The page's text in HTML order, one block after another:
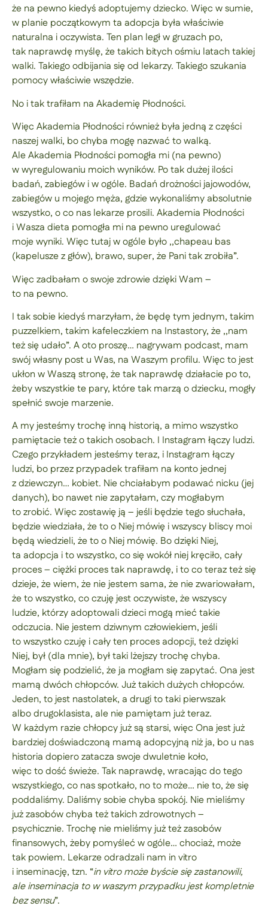
że na pewno kiedyś adoptujemy dziecko. Więc w sumie,
w planie początkowym ta adopcja była właściwie
naturalna i oczywista. Ten plan legł w gruzach po,
tak naprawdę myślę, że takich bitych ośmiu latach takiej
walki. Takiego odbijania się od lekarzy. Takiego szukania
pomocy właściwie wszędzie.
No i tak trafiłam na Akademię Płodności.
Więc Akademia Płodności również była jedną z części
naszej walki, bo chyba mogę nazwać to walką.
Ale Akademia Płodności pomogła mi (na pewno)
w wyregulowaniu moich wyników. Po tak dużej ilości
badań, zabiegów i w ogóle. Badań drożności jajowodów,
zabiegów u mojego męża, gdzie wykonaliśmy absolutnie
wszystko, o co nas lekarze prosili. Akademia Płodności
i Wasza dieta pomogła mi na pewno uregulować
moje wyniki. Więc tutaj w ogóle było ,,chapeau bas
(kapelusze z głów), brawo, super, że Pani tak zrobiła”.
Więc zadbałam o swoje zdrowie dzięki Wam –
to na pewno.
I tak sobie kiedyś marzyłam, że będę tym jednym, takim
puzzelkiem, takim kafeleczkiem na Instastory, że ,,nam
też się udało”. A oto proszę… nagrywam podcast, mam
swój własny post u Was, na Waszym profilu. Więc to jest
ukłon w Waszą stronę, że tak naprawdę działacie po to,
żeby wszystkie te pary, które tak marzą o dziecku, mogły
spełnić swoje marzenie.
A my jesteśmy trochę inną historią, a mimo wszystko
pamiętacie też o takich osobach. I Instagram łączy ludzi.
Czego przykładem jesteśmy teraz, i Instagram łączy
ludzi, bo przez przypadek trafiłam na konto jednej
z dziewczyn… kobiet. Nie chciałabym podawać nicku (jej
danych), bo nawet nie zapytałam, czy mogłabym
to zrobić. Więc zostawię ją – jeśli będzie tego słuchała,
będzie wiedziała, że to o Niej mówię i wszyscy bliscy moi
będą wiedzieli, że to o Niej mówię. Bo dzięki Niej,
ta adopcja i to wszystko, co się wokół niej kręciło, cały
proces – ciężki proces tak naprawdę, i to co teraz też się
dzieje, że wiem, że nie jestem sama, że nie zwariowałam,
że to wszystko, co czuję jest oczywiste, że wszyscy
ludzie, którzy adoptowali dzieci mogą mieć takie
odczucia. Nie jestem dziwnym człowiekiem, jeśli
to wszystko czuję i cały ten proces adopcji, też dzięki
Niej, był (dla mnie), był taki lżejszy trochę chyba.
Mogłam się podzielić, że ja mogłam się zapytać. Ona jest
mamą dwóch chłopców. Już takich dużych chłopców.
Jeden, to jest nastolatek, a drugi to taki pierwszak
albo drugoklasista, ale nie pamiętam już teraz.
W każdym razie chłopcy już są starsi, więc Ona jest już
bardziej doświadczoną mamą adopcyjną niż ja, bo u nas
historia dopiero zatacza swoje dwuletnie koło,
więc to dość świeże. Tak naprawdę, wracając do tego
wszystkiego, co nas spotkało, no to może… nie to, że się
poddaliśmy. Daliśmy sobie chyba spokój. Nie mieliśmy
już zasobów chyba też takich zdrowotnych –
psychicznie. Trochę nie mieliśmy już też zasobów
finansowych, żeby pomyśleć w ogóle… chociaż, może
tak powiem. Lekarze odradzali nam in vitro
i inseminację, tzn. “in vitro może byście się zastanowili,
ale inseminacja to w waszym przypadku jest kompletnie
bez sensu”.